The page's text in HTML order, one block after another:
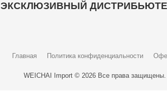
ЭКСКЛЮЗИВНЫЙ ДИСТРИБЬЮТЕР
Главная Политика конфиденциальности
WEICHAI Import © 2026 Все права защищены.